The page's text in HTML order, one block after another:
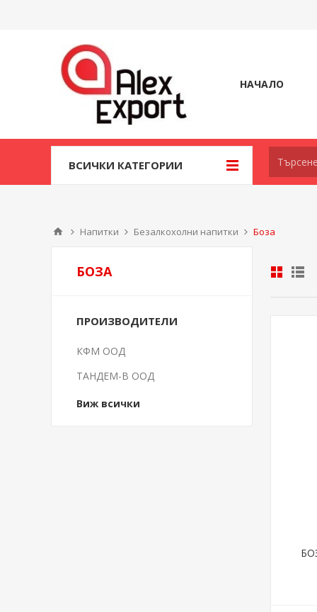
НАЧАЛО
ВСИЧКИ КАТЕГОРИИ
Напитки Безалкохолни напитки Боза
БОЗА
ПРОИЗВОДИТЕЛИ
КФМ ООД
ТАНДЕМ-В ООД
Виж всички